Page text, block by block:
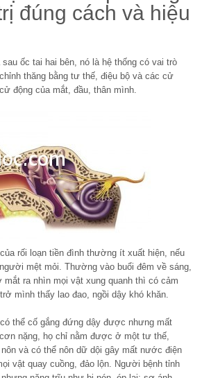
đúng cách và hiệu
ốc tai hai bên, nó là hệ thống có vai trò
thăng bằng tư thế, điệu bộ và các cử
động của mắt, đầu, thân mình.
của rối loạn tiền đình thường ít xuất hiện, nếu
mệt mỏi. Thường vào buổi đêm về sáng,
ra nhìn mọi vật xung quanh thì có cảm
mình thấy lao đao, ngồi dậy khó khăn.
thể cố gắng đứng dậy được nhưng mất
nặng, họ chỉ nằm được ở một tư thế,
nôn và có thể nôn dữ dội gây mất nước điện
vật quay cuồng, đảo lộn. Người bệnh tỉnh